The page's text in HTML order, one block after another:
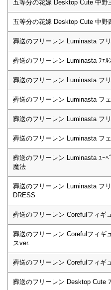
五等分の花嫁 Desktop Cute 中野
五等分の花嫁 Desktop Cute 中野
葬送のフリーレン Luminasta フ
葬送のフリーレン Luminasta ﾌｪ
葬送のフリーレン Luminasta フ
葬送のフリーレン Luminasta フ
葬送のフリーレン Luminasta フ
葬送のフリーレン Luminasta フ
葬送のフリーレン Luminasta ﾕｰ
魔法
葬送のフリーレン Luminasta フ
DRESS
葬送のフリーレン Corefulフィギ
葬送のフリーレン Corefulフィギ
スver.
葬送のフリーレン Corefulフィギ
葬送のフリーレン Desktop Cute